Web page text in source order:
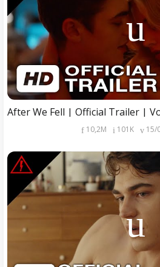
After We Fell | Official Trailer |
10,2M 101K 15/